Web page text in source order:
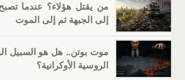
من يقتل هؤلاء؟ عندما تصبح
إلى الجبهة ثم إلى الموت
موت بوتن.. هل هو السبيل
الروسية الأوكرانية؟